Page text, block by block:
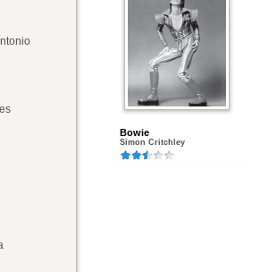
Bowie
Simon Critchley